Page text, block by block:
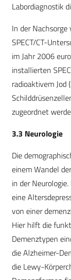
Labordiagnostik
In der
SPECT/CT-
im Jahr 2006
installierten
radioaktivem Jod
zugeordnet
3.3 Neurologie
Die
einem Wandel
in der
eine
von einer
Hier hilft die
Demenztypen
die Alzheimer-
die Lewy-